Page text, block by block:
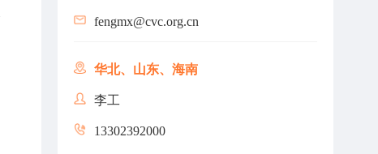
fengmx@cvc.org.cn
华北、山东、海南
李工
13302392000